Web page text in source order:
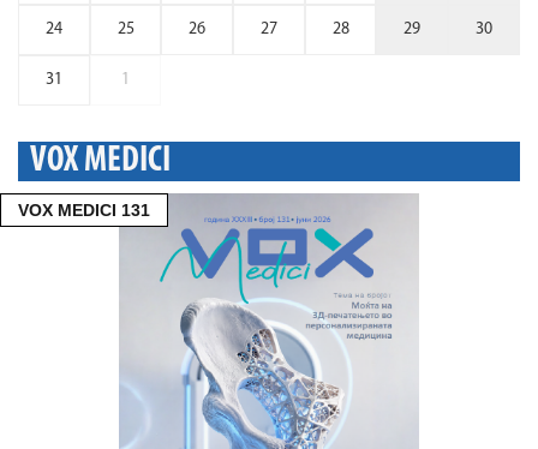
24 25 26 27 28 29 30
31 1
VOX MEDICI
VOX MEDICI 131